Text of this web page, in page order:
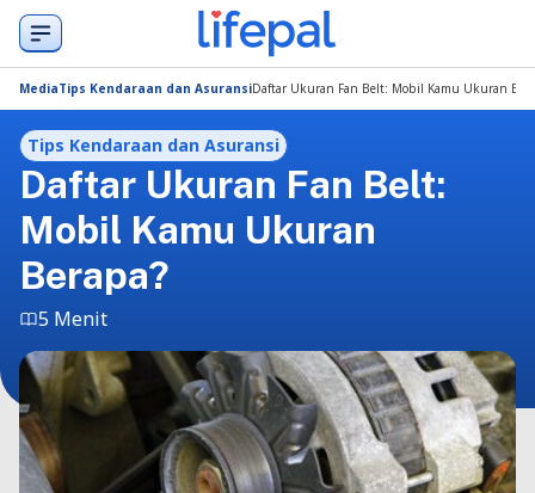
MediaTips Kendaraan dan AsuransiDaftar Ukuran Fan Belt: Mobil Kamu Ukuran
Tips Kendaraan dan Asuransi
Daftar Ukuran Fan Belt:
Mobil Kamu Ukuran
Berapa?
5 Menit